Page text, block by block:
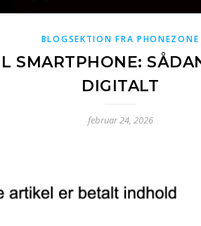
BLOGSEKTION FRA PHONEZONE
SMARTPHONE:
DIGITALT
februar 24, 2026